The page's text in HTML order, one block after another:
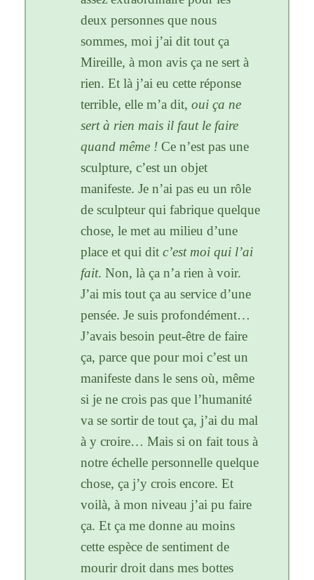
deux personnes que nous
sommes, moi j’ai dit tout ça
Mireille, à mon avis ça ne sert à
rien. Et là j’ai eu cette réponse
terrible, elle m’a dit, oui ça ne
sert à rien mais il faut le faire
quand même ! Ce n’est pas une
sculpture, c’est un objet
manifeste. Je n’ai pas eu un rôle
de sculpteur qui fabrique quelque
chose, le met au milieu d’une
place et qui dit c’est moi qui l’ai
fait. Non, là ça n’a rien à voir.
J’ai mis tout ça au service d’une
pensée. Je suis profondément…
J’avais besoin peut-être de faire
ça, parce que pour moi c’est un
manifeste dans le sens où, même
si je ne crois pas que l’humanité
va se sortir de tout ça, j’ai du mal
à y croire… Mais si on fait tous à
notre échelle personnelle quelque
chose, ça j’y crois encore. Et
voilà, à mon niveau j’ai pu faire
ça. Et ça me donne au moins
cette espèce de sentiment de
mourir droit dans mes bottes